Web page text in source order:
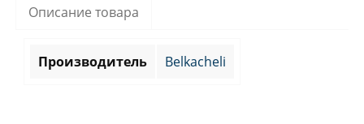
Описание товара
Производитель Belkacheli